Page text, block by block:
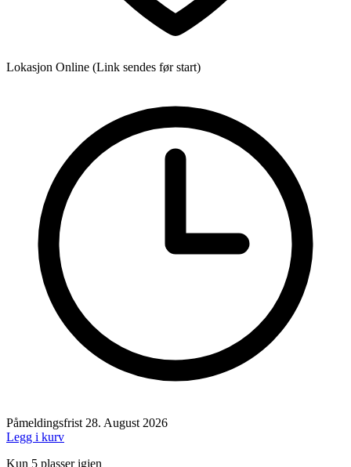
Lokasjon Online (Link sendes før start)
Påmeldingsfrist 28. August 2026
Legg i kurv
Kun 5 plasser igjen